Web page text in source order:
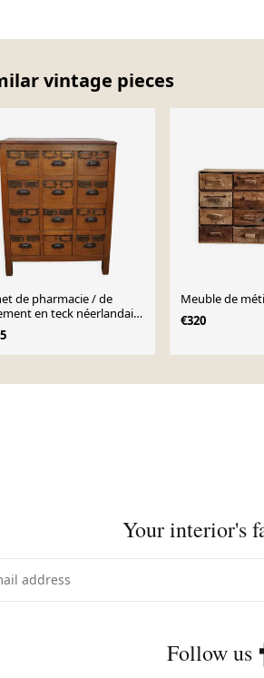
vintage pieces
de pharmacie / de
en teck néerlandais
années 1930
Meuble de
€320
Your interior's
Follow us